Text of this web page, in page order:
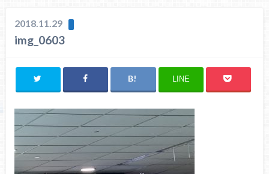
2018.11.29
img_0603
LINE